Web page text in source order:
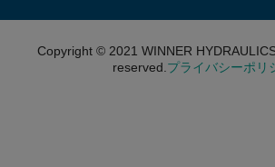
Copyright © 2021 WINNER
reserved. プライバシーポリ